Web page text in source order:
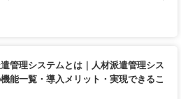
遣管理システムとは｜人材派遣管理シス
能一覧・導入メリット・実現できるこ